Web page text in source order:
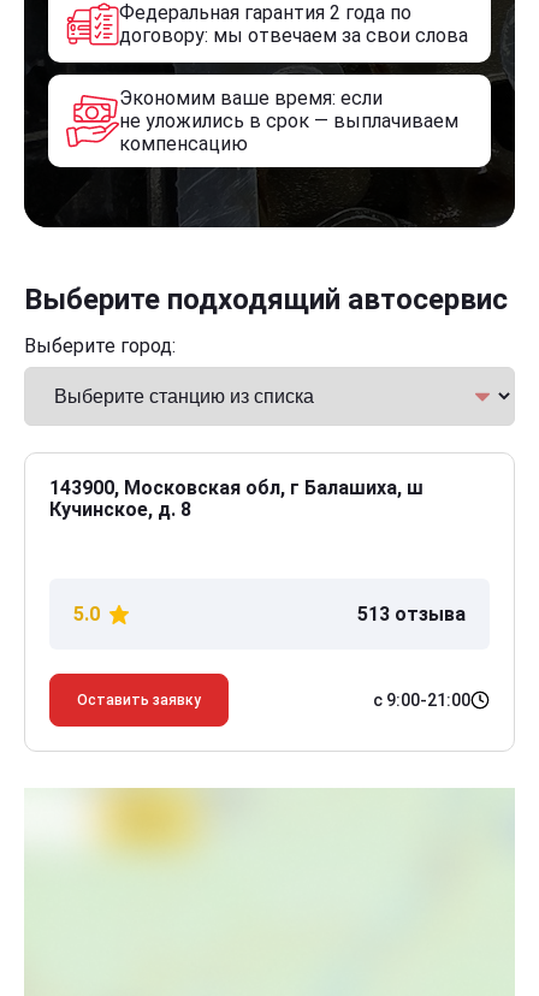
Федеральная гарантия 2 года по
договору: мы отвечаем за свои слова
Экономим ваше время: если
не уложились в срок — выплачиваем
компенсацию
Выберите подходящий автосервис
Выберите город:
143900, Московская обл, г Балашиха, ш
Кучинское, д. 8
5.0 513 отзыва
Оставить заявку с 9:00-21:00